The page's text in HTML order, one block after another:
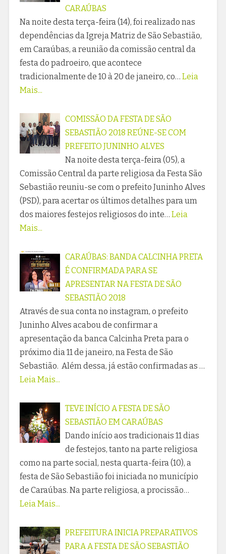
CARAÚBAS
Na noite desta terça-feira (14), foi realizado nas
dependências da Igreja Matriz de São Sebastião,
em Caraúbas, a reunião da comissão central da
festa do padroeiro, que acontece
tradicionalmente de 10 à 20 de janeiro, co… Leia
Mais...
COMISSÃO DA FESTA DE SÃO
SEBASTIÃO 2018 REÚNE-SE COM
PREFEITO JUNINHO ALVES
Na noite desta terça-feira (05), a
Comissão Central da parte religiosa da Festa São
Sebastião reuniu-se com o prefeito Juninho Alves
(PSD), para acertar os últimos detalhes para um
dos maiores festejos religiosos do inte… Leia
Mais...
CARAÚBAS: BANDA CALCINHA PRETA
É CONFIRMADA PARA SE
APRESENTAR NA FESTA DE SÃO
SEBASTIÃO 2018
Através de sua conta no instagram, o prefeito
Juninho Alves acabou de confirmar a
apresentação da banca Calcinha Preta para o
próximo dia 11 de janeiro, na Festa de São
Sebastião. Além dessa, já estão confirmadas as …
Leia Mais...
TEVE INÍCIO A FESTA DE SÃO
SEBASTIÃO EM CARAÚBAS
Dando início aos tradicionais 11 dias
de festejos, tanto na parte religiosa
como na parte social, nesta quarta-feira (10), a
festa de São Sebastião foi iniciada no município
de Caraúbas. Na parte religiosa, a procissão…
Leia Mais...
PREFEITURA INICIA PREPARATIVOS
PARA A FESTA DE SÃO SEBASTIÃO